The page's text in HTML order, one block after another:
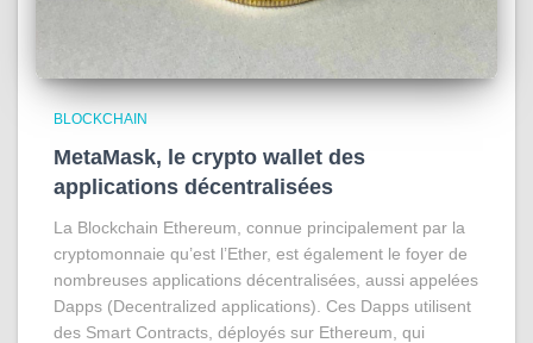
BLOCKCHAIN
MetaMask, le crypto wallet des
applications décentralisées
La Blockchain Ethereum, connue principalement par la
cryptomonnaie qu’est l’Ether, est également le foyer de
nombreuses applications décentralisées, aussi appelées
Dapps (Decentralized applications). Ces Dapps utilisent
des Smart Contracts, déployés sur Ethereum, qui